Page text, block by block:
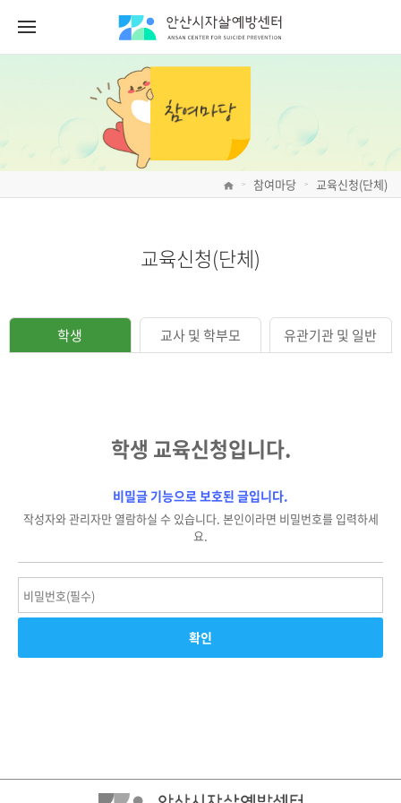
> 참여마당 > 교육신청(단체)
교육신청(단체)
학생 교사 및 학부모 유관기관 및 일반
학생 교육신청입니다.
비밀글 기능으로 보호된 글입니다.
작성자와 관리자만 열람하실 수 있습니다. 본인이라면 비밀번호를 입력하세
요.